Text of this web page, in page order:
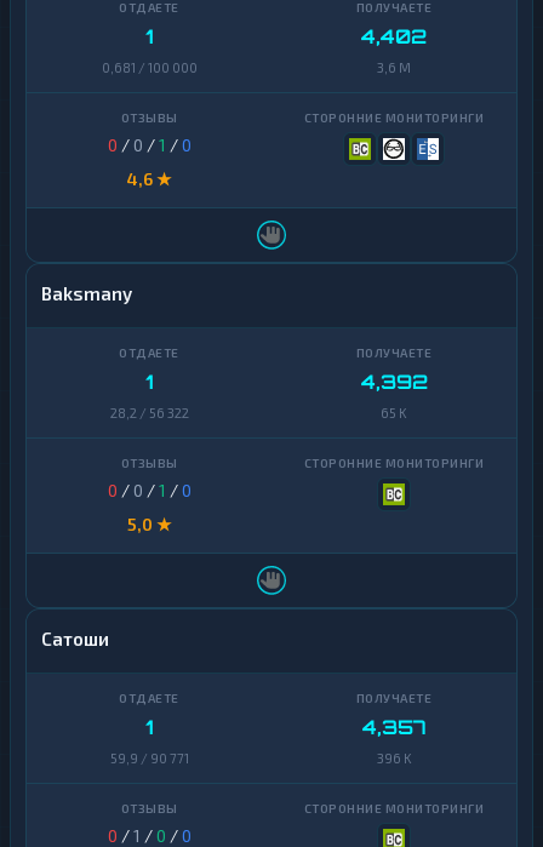
1
0,681 / 100 000
4,402
3,6 M
0 / 0 /1 /0
4,6 ★
Baksmany
1
28,2 / 56 322
4,392
65 K
0 / 0 /1 /0
5,0 ★
Сатоши
1
59,9 / 90 771
4,357
396 K
0 /1 /0 /0